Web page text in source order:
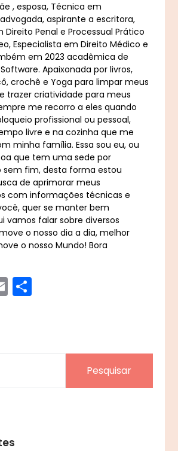
, esposa, Técnica em
aspirante a escritora,
Direito Penal e Processual Prático
Especialista em Direito Médico e
em 2023 acadêmica de
Apaixonada por livros,
crochê e Yoga para limpar meus
trazer criatividade para meus
me recorro a eles quando
profissional ou pessoal,
livre e na cozinha que me
minha família. Essa sou eu, ou
que tem uma sede por
fim, desta forma estou
de aprimorar meus
com informações técnicas e
quer se manter bem
vamos falar sobre diversos
o nosso dia a dia, melhor
o nosso Mundo! Bora
Email